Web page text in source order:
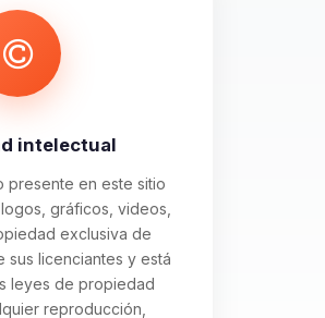
intelectual
presente en este sitio
gráficos, videos,
exclusiva de
sus licenciantes y está
leyes de propiedad
reproducción,